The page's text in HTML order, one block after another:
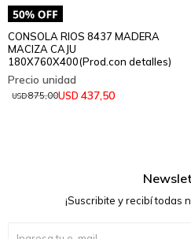
CONSOLA RIOS 8437 MADERA
MACIZA CAJU
180X760X400(Prod.con detalles)
USD 437,50
USD875,00
¡Suscribite y recibí todas